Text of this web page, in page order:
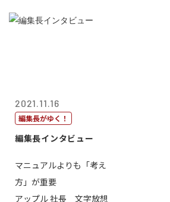
2021.11.16
編集長がゆく！
編集長インタビュー
マニュアルよりも「考え
方」が重要
アップル 社長 文字放想